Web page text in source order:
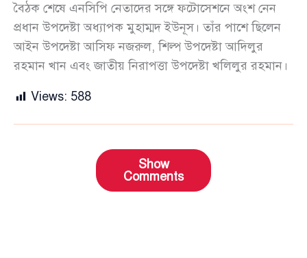
বৈঠক শেষে এনসিপি নেতাদের সঙ্গে ফটোসেশনে অংশ নেন
প্রধান উপদেষ্টা অধ্যাপক মুহাম্মদ ইউনূস। তাঁর পাশে ছিলেন
আইন উপদেষ্টা আসিফ নজরুল, শিল্প উপদেষ্টা আদিলুর
রহমান খান এবং জাতীয় নিরাপত্তা উপদেষ্টা খলিলুর রহমান।
Views: 588
Show
Comments